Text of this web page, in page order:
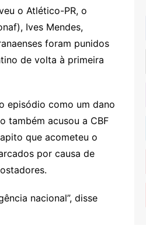
o Atlético-PR, o
Ives Mendes,
foram punidos
de volta à primeira
episódio como um dano
também acusou a CBF
que acometeu o
por causa de
nacional”, disse